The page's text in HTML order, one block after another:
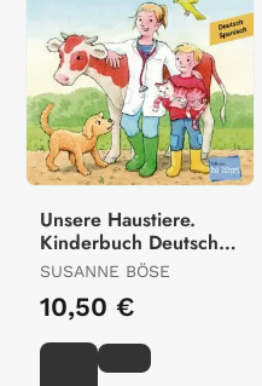
Unsere Haustiere.
Kinderbuch Deutsch-
Spanisch
SUSANNE BÖSE
10,50 €